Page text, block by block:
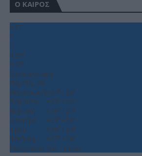
Ο ΚΑΙΡΟΣ
+32
°
C
+35°
+26°
Θεσσαλονίκη
Πέμπτη, 06
Παρασκευή+34°+26°
Σάββατο
+37°+25°
Κυριακή
+39°+27°
Δευτέρα
+33°+26°
Τρίτη
+35°+24°
Τετάρτη
+37°+24°
Πρόγνωση για 7 μέρες